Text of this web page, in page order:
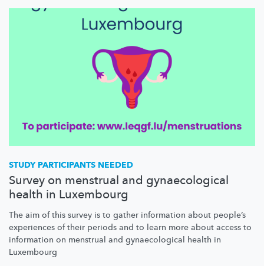
STUDY PARTICIPANTS NEEDED
Survey on menstrual and gynaecological
health in Luxembourg
The aim of this survey is to gather information about people’s
experiences of their periods and to learn more about access to
information on menstrual and gynaecological health in
Luxembourg